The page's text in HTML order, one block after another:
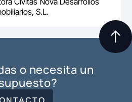
S.L.
o necesita un